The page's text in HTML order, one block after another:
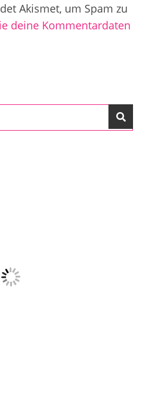
Akismet, um Spam zu
deine Kommentardaten